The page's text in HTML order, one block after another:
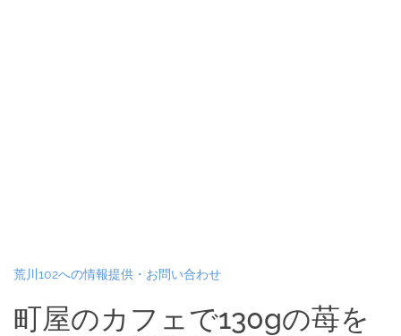
荒川102への情報提供・お問い合わせ
町屋のカフェで130gの苺を